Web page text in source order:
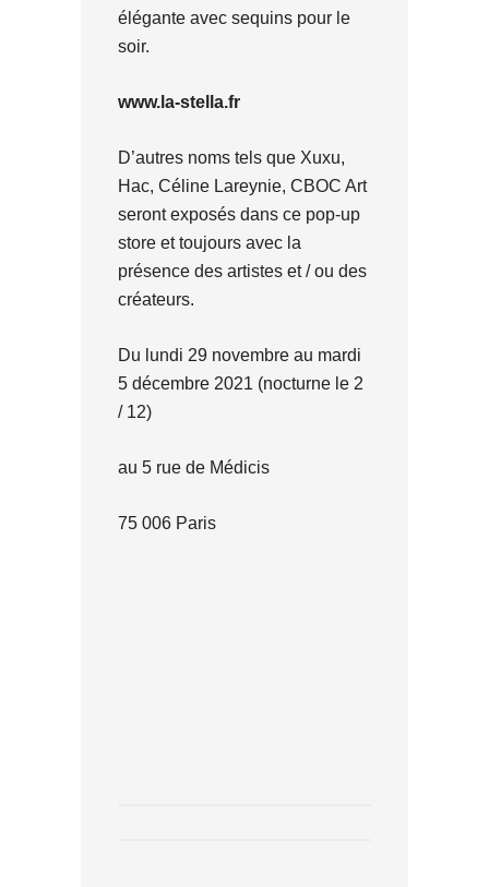
élégante avec sequins pour le
soir.
www.la-stella.fr
D’autres noms tels que Xuxu,
Hac, Céline Lareynie, CBOC Art
seront exposés dans ce pop-up
store et toujours avec la
présence des artistes et / ou des
créateurs.
Du lundi 29 novembre au mardi
5 décembre 2021 (nocturne le 2
/ 12)
au 5 rue de Médicis
75 006 Paris